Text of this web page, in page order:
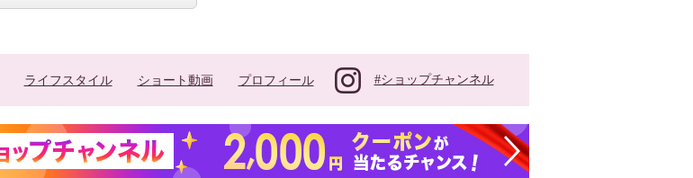
ライフスタイル ショート動画 プロフィール #ショップチャンネル